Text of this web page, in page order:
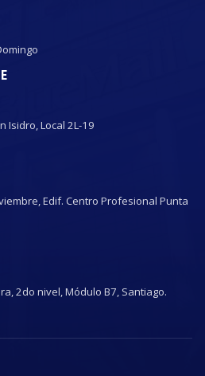
Isidro, Local 2L-19
Edif. Centro Profesional Punta
2do nivel, Módulo B7, Santiago.